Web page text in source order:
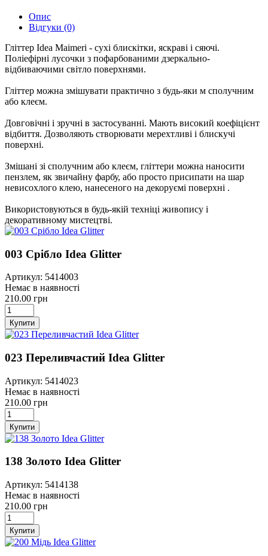
Опис
Відгуки (0)
Гліттер Idea Maimeri - сухі блискітки, яскраві і сяючі.
Поліефірні лусочки з пофарбованими дзеркально-
відбиваючими світло поверхнями.
Гліттер можна змішувати практично з будь-яки м сполучним
або клеєм.
Довговічні і зручні в застосуванні. Мають високий коефіцієнт
відбиття. Дозволяють створювати мерехтливі і блискучі
поверхні.
Змішані зі сполучним або клеєм, гліттери можна наносити
пензлем, як звичайну фарбу, або просто присипати на шар
невисохлого клею, нанесеного на декоруємі поверхні .
Використовуються в будь-якій техніці живопису і
декоративному мистецтві.
003 Срібло Idea Glitter
Артикул: 5414003
Немає в наявності
210.00 грн
Купити
023 Переливчастий Idea Glitter
Артикул: 5414023
Немає в наявності
210.00 грн
Купити
138 Золото Idea Glitter
Артикул: 5414138
Немає в наявності
210.00 грн
Купити